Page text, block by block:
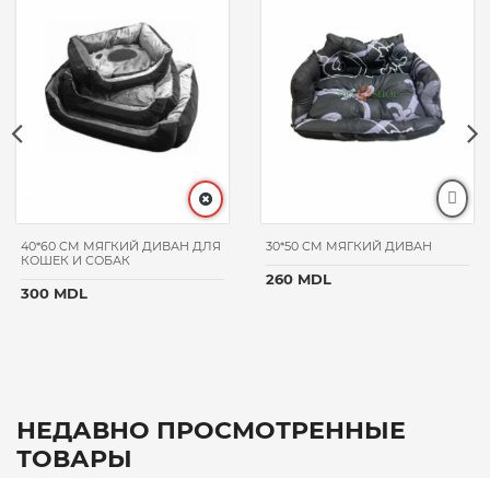
40*60 CM МЯГКИЙ ДИВАН ДЛЯ
КОШЕК И СОБАК
300 MDL
30*50 CM МЯГКИЙ ДИВАН
260 MDL
НЕДАВНО ПРОСМОТРЕННЫЕ
ТОВАРЫ